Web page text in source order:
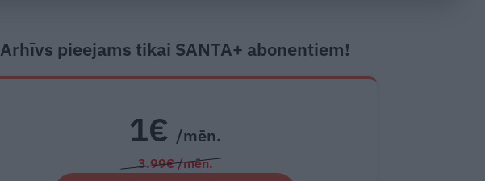
Arhīvs pieejams tikai SANTA+ abonentiem!
1€ /mēn.
3.99€ /mēn.